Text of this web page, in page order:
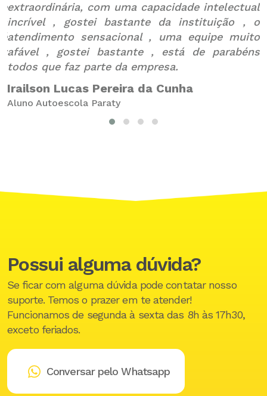
extraordinária, com uma capacidade intelectual
incrível , gostei bastante da instituição , o
atendimento sensacional , uma equipe muito
afável , gostei bastante , está de parabéns
todos que faz parte da empresa.
Irailson Lucas Pereira da Cunha
Aluno Autoescola Paraty
Possui alguma dúvida?
Se ficar com alguma dúvida pode contatar nosso
suporte. Temos o prazer em te atender!
Funcionamos de segunda à sexta das 8h às 17h30,
exceto feriados.
Conversar pelo Whatsapp